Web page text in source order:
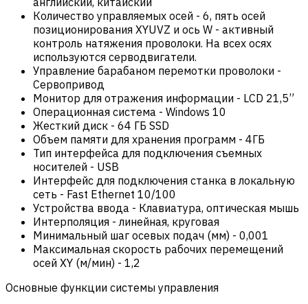
Количество управляемых осей - 6, пять осей
позиционирования XYUVZ и ось W - активный
контроль натяжения проволоки. На всех осях
используются серводвигатели.
Управление барабаном перемотки проволоки -
Сервопривод
Монитор для отражения информации - LCD 21,5”
Операционная система - Windows 10
Жесткий диск - 64 ГБ SSD
Объем памяти для хранения программ - 4ГБ
Тип интерфейса для подключения съемных
носителей - USB
Интерфейс для подключения станка в локальную
сеть - Fast Ethernet 10/100
Устройства ввода - Клавиатура, оптическая мышь
Интерполяция - линейная, круговая
Минимальный шаг осевых подач (мм) - 0,001
Максимальная скорость рабочих перемещений
осей XY (м/мин) - 1,2
Основные функции системы управления